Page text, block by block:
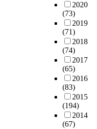
2020
(73)
2019
(71)
2018
(74)
2017
(65)
2016
(83)
2015
(194)
2014
(67)